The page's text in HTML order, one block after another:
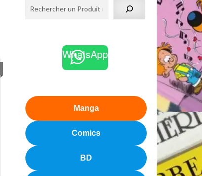
WhatsApp
Manga
Comics
BD